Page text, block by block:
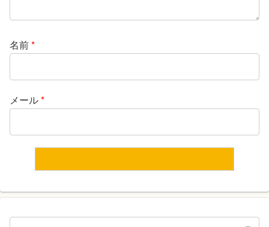
名前*
メール*